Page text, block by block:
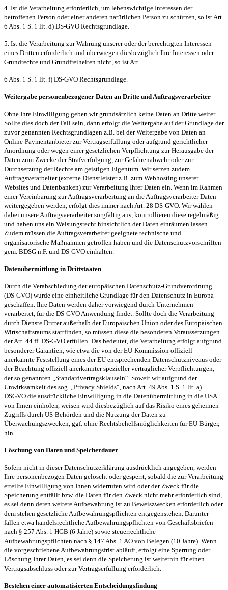
4. Ist die Verarbeitung erforderlich, um lebenswichtige Interessen der
betroffenen Person oder einer anderen natürlichen Person zu schützen, so ist Art.
6 Abs. 1 S. 1 lit. d) DS-GVO Rechtsgrundlage.
5. Ist die Verarbeitung zur Wahrung unserer oder der berechtigten Interessen
eines Dritten erforderlich und überwiegen diesbezüglich Ihre Interessen oder
Grundrechte und Grundfreiheiten nicht, so ist Art.
6 Abs. 1 S. 1 lit. f) DS-GVO Rechtsgrundlage.
Weitergabe personenbezogener Daten an Dritte und Auftragsverarbeiter
Ohne Ihre Einwilligung geben wir grundsätzlich keine Daten an Dritte weiter.
Sollte dies doch der Fall sein, dann erfolgt die Weitergabe auf der Grundlage der
zuvor genannten Rechtsgrundlagen z.B. bei der Weitergabe von Daten an
Online-Paymentanbieter zur Vertragserfüllung oder aufgrund gerichtlicher
Anordnung oder wegen einer gesetzlichen Verpflichtung zur Herausgabe der
Daten zum Zwecke der Strafverfolgung, zur Gefahrenabwehr oder zur
Durchsetzung der Rechte am geistigen Eigentum. Wir setzen zudem
Auftragsverarbeiter (externe Dienstleister z.B. zum Webhosting unserer
Websites und Datenbanken) zur Verarbeitung Ihrer Daten ein. Wenn im Rahmen
einer Vereinbarung zur Auftragsverarbeitung an die Auftragsverarbeiter Daten
weitergegeben werden, erfolgt dies immer nach Art. 28 DS-GVO. Wir wählen
dabei unsere Auftragsverarbeiter sorgfältig aus, kontrollieren diese regelmäßig
und haben uns ein Weisungsrecht hinsichtlich der Daten einräumen lassen.
Zudem müssen die Auftragsverarbeiter geeignete technische und
organisatorische Maßnahmen getroffen haben und die Datenschutzvorschriften
gem. BDSG n.F. und DS-GVO einhalten.
Datenübermittlung in Drittstaaten
Durch die Verabschiedung der europäischen Datenschutz-Grundverordnung
(DS-GVO) wurde eine einheitliche Grundlage für den Datenschutz in Europa
geschaffen. Ihre Daten werden daher vorwiegend durch Unternehmen
verarbeitet, für die DS-GVO Anwendung findet. Sollte doch die Verarbeitung
durch Dienste Dritter außerhalb der Europäischen Union oder des Europäischen
Wirtschaftsraums stattfinden, so müssen diese die besonderen Voraussetzungen
der Art. 44 ff. DS-GVO erfüllen. Das bedeutet, die Verarbeitung erfolgt aufgrund
besonderer Garantien, wie etwa die von der EU-Kommission offiziell
anerkannte Feststellung eines der EU entsprechenden Datenschutzniveaus oder
der Beachtung offiziell anerkannter spezieller vertraglicher Verpflichtungen,
der so genannten „Standardvertragsklauseln“. Soweit wir aufgrund der
Unwirksamkeit des sog. „Privacy Shields“, nach Art. 49 Abs. 1 S. 1 lit. a)
DSGVO die ausdrückliche Einwilligung in die Datenübermittlung in die USA
von Ihnen einholen, weisen wird diesbezüglich auf das Risiko eines geheimen
Zugriffs durch US-Behörden und die Nutzung der Daten zu
Überwachungszwecken, ggf. ohne Rechtsbehelfsmöglichkeiten für EU-Bürger,
hin.
Löschung von Daten und Speicherdauer
Sofern nicht in dieser Datenschutzerklärung ausdrücklich angegeben, werden
Ihre personenbezogen Daten gelöscht oder gesperrt, sobald die zur Verarbeitung
erteilte Einwilligung von Ihnen widerrufen wird oder der Zweck für die
Speicherung entfällt bzw. die Daten für den Zweck nicht mehr erforderlich sind,
es sei denn deren weitere Aufbewahrung ist zu Beweiszwecken erforderlich oder
dem stehen gesetzliche Aufbewahrungspflichten entgegenstehen. Darunter
fallen etwa handelsrechtliche Aufbewahrungspflichten von Geschäftsbriefen
nach § 257 Abs. 1 HGB (6 Jahre) sowie steuerrechtliche
Aufbewahrungspflichten nach § 147 Abs. 1 AO von Belegen (10 Jahre). Wenn
die vorgeschriebene Aufbewahrungsfrist abläuft, erfolgt eine Sperrung oder
Löschung Ihrer Daten, es sei denn die Speicherung ist weiterhin für einen
Vertragsabschluss oder zur Vertragserfüllung erforderlich.
Bestehen einer automatisierten Entscheidungsfindung